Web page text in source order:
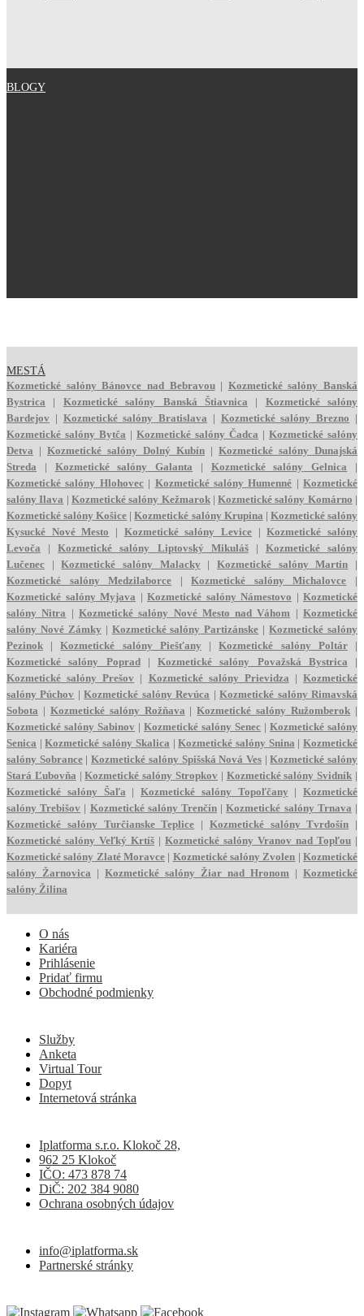
BLOGY
MESTÁ
Kozmetické salóny Bánovce nad Bebravou| Kozmetické salóny Banská
Bystrica | Kozmetické salóny Banská Štiavnica | Kozmetické salóny
Bardejov | Kozmetické salóny Bratislava | Kozmetické salóny Brezno |
Kozmetické salóny Bytča | Kozmetické salóny Čadca | Kozmetické salóny
Detva | Kozmetické salóny Dolný Kubín | Kozmetické salóny Dunajská
Streda | Kozmetické salóny Galanta | Kozmetické salóny Gelnica |
Kozmetické salóny Hlohovec| Kozmetické salóny Humenné | Kozmetické
salóny Ilava | Kozmetické salóny Kežmarok|Kozmetické salóny Komárno |
Kozmetické salóny Košice |Kozmetické salóny Krupina | Kozmetické salóny
Kysucké Nové Mesto | Kozmetické salóny Levice |Kozmetické salóny
Levoča |Kozmetické salóny Liptovský Mikuláš| Kozmetické salóny
Lučenec |Kozmetické salóny Malacky |Kozmetické salóny Martin |
Kozmetické salóny Medzilaborce |Kozmetické salóny Michalovce |
Kozmetické salóny Myjava | Kozmetické salóny Námestovo | Kozmetické
salóny Nitra | Kozmetické salóny Nové Mesto nad Váhom |Kozmetické
salóny Nové Zámky | Kozmetické salóny Partizánske |Kozmetické salóny
Pezinok |Kozmetické salóny Piešťany |Kozmetické salóny Poltár|
Kozmetické salóny Poprad| Kozmetické salóny Považská Bystrica |
Kozmetické salóny Prešov | Kozmetické salóny Prievidza | Kozmetické
salóny Púchov |Kozmetické salóny Revúca |Kozmetické salóny Rimavská
Sobota | Kozmetické salóny Rožňava |Kozmetické salóny Ružomberok |
Kozmetické salóny Sabinov | Kozmetické salóny Senec | Kozmetické salóny
Senica |Kozmetické salóny Skalica |Kozmetické salóny Snina |Kozmetické
salóny Sobrance|Kozmetické salóny Spišská Nová Ves|Kozmetické salóny
Stará Ľubovňa |Kozmetické salóny Stropkov | Kozmetické salóny Svidník |
Kozmetické salóny Šaľa | Kozmetické salóny Topoľčany | Kozmetické
salóny Trebišov | Kozmetické salóny Trenčín |Kozmetické salóny Trnava |
Kozmetické salóny Turčianske Teplice | Kozmetické salóny Tvrdošín |
Kozmetické salóny Veľký Krtíš | Kozmetické salóny Vranov nad Topľou |
Kozmetické salóny Zlaté Moravce | Kozmetické salóny Zvolen |Kozmetické
salóny Žarnovica | Kozmetické salóny Žiar nad Hronom | Kozmetické
salóny Žilina
O nás
Kariéra
Prihlásenie
Pridať firmu
Obchodné podmienky
Služby
Anketa
Virtual Tour
Dopyt
Internetová stránka
Iplatforma s.r.o. Klokoč 28,
962 25 Klokoč
IČO: 473 878 74
DiČ: 202 384 9080
Ochrana osobných údajov
info@iplatforma.sk
Partnerské stránky